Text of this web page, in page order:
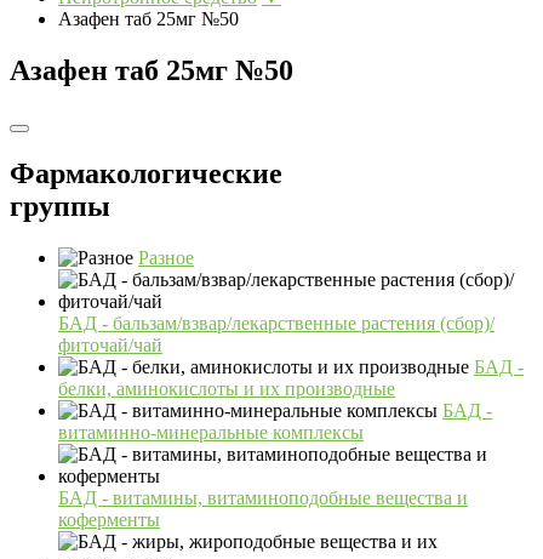
Азафен таб 25мг №50
Азафен таб 25мг №50
Фармакологические
группы
Разное
БАД - бальзам/взвар/лекарственные растения (сбор)/
фиточай/чай
БАД -
белки, аминокислоты и их производные
БАД -
витаминно-минеральные комплексы
БАД - витамины, витаминоподобные вещества и
коферменты